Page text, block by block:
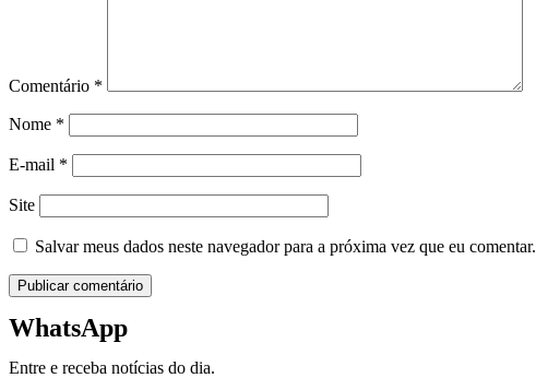
Comentário *
Nome *
E-mail *
Site
Salvar meus dados neste navegador para a próxima vez que eu comentar.
WhatsApp
Entre e receba notícias do dia.